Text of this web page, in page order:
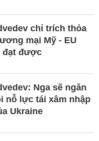
chỉ trích thỏa
mại Mỹ - EU
đạt được
Nga sẽ ngăn
nỗ lực tái xâm nhập
Ukraine